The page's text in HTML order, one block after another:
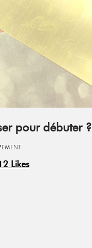
pour débuter ?
·
Likes